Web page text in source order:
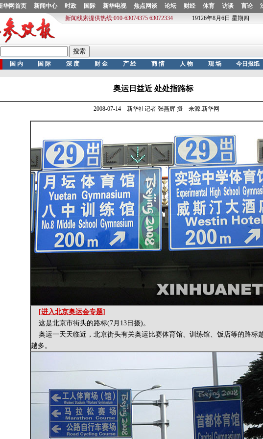
奥运日益近 处处指路标
2008-07-14 新华社记者 张燕辉 摄 来源:新华网
[进入北京奥运会专题]
这是北京市街头的路标(7月13日摄)。
奥运一天天临近，北京街头有关奥运比赛体育馆、训练馆、饭店等的路标
越多。